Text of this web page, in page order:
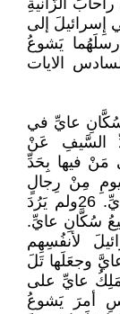
على راحابَ الزَّانيةِ
إِسرائيلَ إلى
يَشوعُ
الايات
سُكَّانِ عايِّ في
السَّيفِ عَنْ
مَنْ فيها بِحَدِّ
اليومِ مِنْ رِجالٍ
ونِساءٍ اَثني عشَرَ ألفًا وهُم جميعُ أهلِ عايِّ. 26ولم يَرُدَ
سُكَّانِ عايِّ.
لأنفُسِهِم
يَشوعُ عايَّ وجعَلَها تَلَ
حتى اليومِ. 29وعُلِّقَ مَلِكُ عايِّ على
أمرَ يَشوعُ